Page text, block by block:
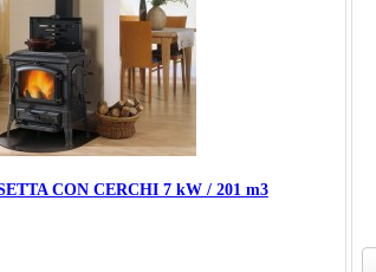
CON CERCHI 7 kW / 201 m3